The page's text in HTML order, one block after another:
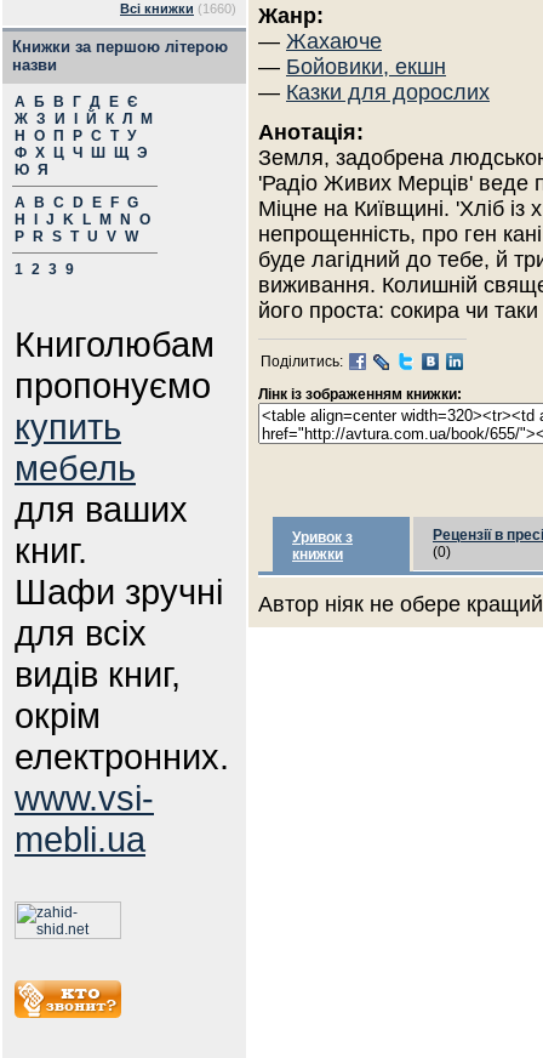
Всі книжки (1660)
Книжки за першою літерою
назви
А Б В Г Д Е Є
Ж З И Й К Л
М
Н
О П Р С Т У
Ф Х Ц Ч Ш Щ Э
Ю Я
A
B C D E F G
H
J K L M N
O
P
R S T U V W
1 2 3 9
Книголюбам
пропонуємо
купить
мебель
для ваших
книг.
Шафи зручні
для всіх
видів книг,
окрім
електронних.
www.vsi-
mebli.ua
Жанр:
— Жахаюче
— Бойовики, екшн
— Казки для дорослих
Анотація:
Земля, задобрена
'Радіо Живих Мерців' веде
Міцне на Київщині. 'Хліб
непрощенність, про ген
буде лагідний до тебе, й
виживання. Колишній
його проста: сокира чи
Поділитись:
Лінк із зображенням книжки:
Уривок з
книжки
Рецензії в пресі
(0)
Автор ніяк не обере